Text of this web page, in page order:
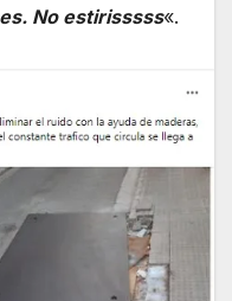
No estirisssss«.